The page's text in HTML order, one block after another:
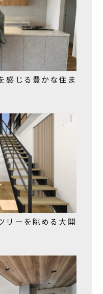
感じる豊かな住ま
リーを眺める大開